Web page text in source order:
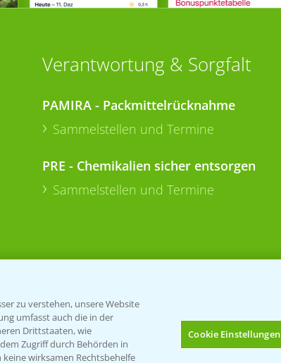
Verantwortung & Sorgfalt
PAMIRA - Packmittelrücknahme
Sammelstellen und Termine
PRE - Chemikalien sicher entsorgen
Sammelstellen und Termine
zu verstehen, unsere Website
umfasst auch die in der
Drittstaaten, wie
Zugriff durch Behörden in
wirksamen Rechtsbehelfe
Cookie Einstellungen